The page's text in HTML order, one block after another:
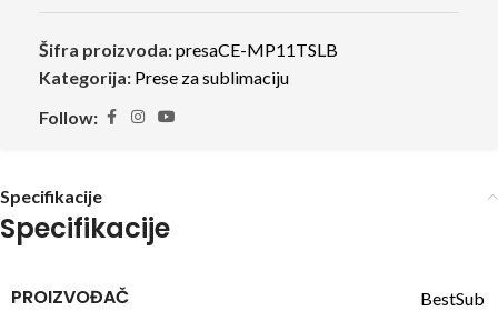
Šifra proizvoda:presaCE-MP11TSLB
Kategorija: Prese za sublimaciju
Follow:
Specifikacije
Specifikacije
PROIZVOĐAČ BestSub